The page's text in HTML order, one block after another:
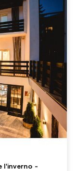
l'inverno